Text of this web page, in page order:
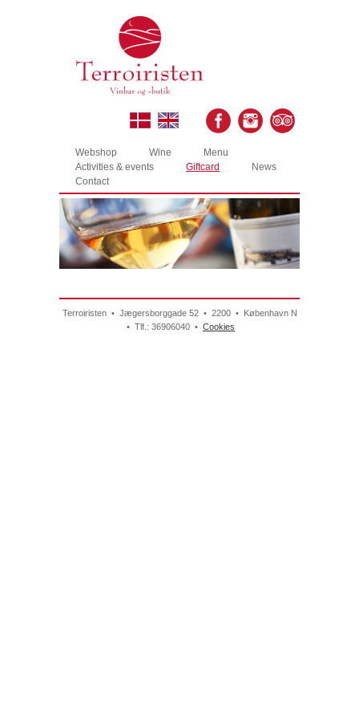
Webshop Wine
Menu
Activities & events
Giftcard
News
Contact
Terroiristen • Jægersborggade 52 • 2200 • København N
• Tlf.: 36906040 • Cookies